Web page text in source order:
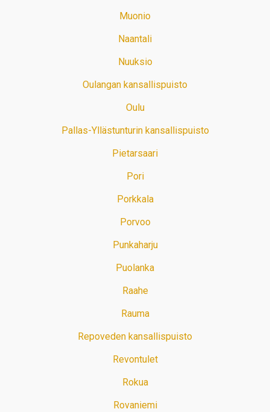
Muonio
Naantali
Nuuksio
Oulangan kansallispuisto
Oulu
Pallas-Yllästunturin kansallispuisto
Pietarsaari
Pori
Porkkala
Porvoo
Punkaharju
Puolanka
Raahe
Rauma
Repoveden kansallispuisto
Revontulet
Rokua
Rovaniemi